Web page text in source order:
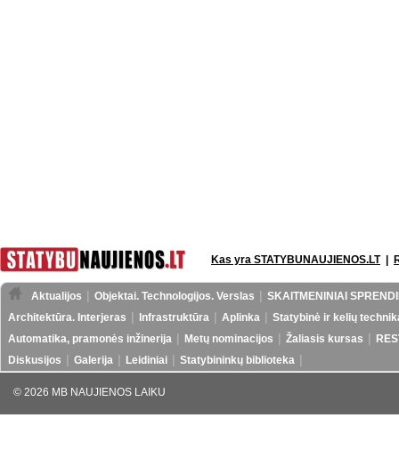
Kas yra STATYBUNAUJIENOS.LT|
Aktualijos Objektai. Technologijos. Verslas
SKAITMENINIAI
Architektūra. Interjeras
Infrastruktūra Aplinka
Statybinė ir kelių
Automatika, pramonės inžinerija
Metų nominacijos Žaliasis kursas
Diskusijos
Galerija Leidiniai Statybininkų biblioteka
© 2026 MB NAUJIENOS LAIKU